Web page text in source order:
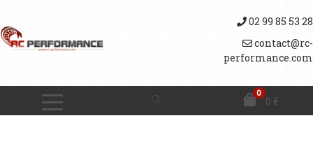
02 99 85 53 28
contact@rc-
performance.com
0
0 €